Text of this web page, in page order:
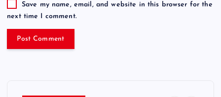
Save my name, email, and website in this browser for the
next time I comment.